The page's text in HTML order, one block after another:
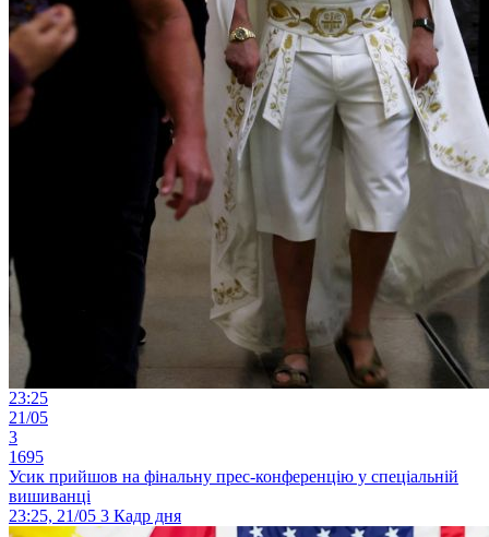
23:25
21/05
3
1695
Усик прийшов на фінальну прес-конференцію у спеціальній
вишиванці
23:25, 21/05 3 Кадр дня